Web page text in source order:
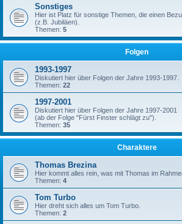
Sonstiges
Hier ist Platz für sonstige Themen, die einen
(z.B. Jubiläen).
Themen: 5
Folgen
1993-1997
Diskutiert hier über Folgen der Jahre 1993-1997.
Themen: 22
1997-2001
Diskutiert hier über Folgen der Jahre 1997-2001
(ab der Folge "Fürst Finster schlägt zu").
Themen: 35
Charaktere
Thomas Brezina
Hier kommt alles rein, was mit Thomas im
Themen: 4
Tom Turbo
Hier dreht sich alles um Tom Turbo.
Themen: 2